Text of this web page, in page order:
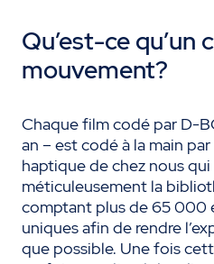
Qu’est-ce qu’un
mouvement?
Chaque film codé par D-
an – est codé à la main
haptique de chez nous
méticuleusement la
comptant plus de 65 000
uniques afin de rendre
que possible. Une fois